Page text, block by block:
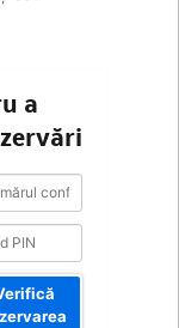
a